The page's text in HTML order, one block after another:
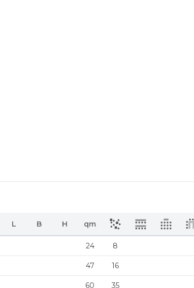
L B H qm
24 8
47 16
60 35